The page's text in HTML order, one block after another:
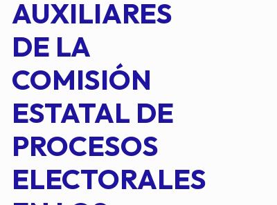
AUXILIARES
DE LA
COMISIÓN
ESTATAL DE
PROCESOS
ELECTORALES